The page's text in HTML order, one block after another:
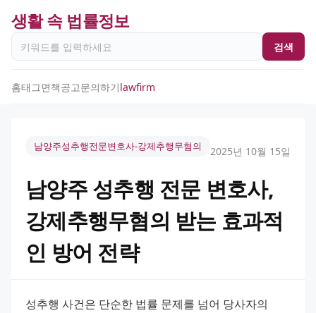
생활 속 법률정보
검색
홈태그면책공고문의하기lawfirm
남양주성추행전문변호사-강제추행무혐의 2025년 10월 15일
남양주 성추행 전문 변호사,
강제추행무혐의 받는 효과적
인 방어 전략
성추행 사건은 단순한 법률 문제를 넘어 당사자의